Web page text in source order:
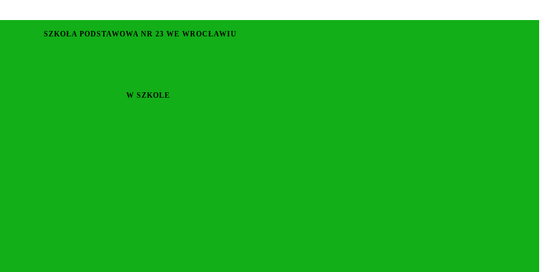
SZKOŁA PODSTAWOWA NR 23 WE WROCŁAWIU
W SZKOLE